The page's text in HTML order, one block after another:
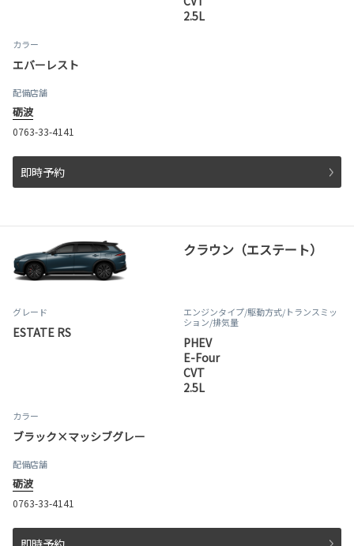
2.5L
カラー
エバーレスト
配備店舗
砺波
0763-33-4141
即時予約
クラウン（エステート）
グレード
ESTATE RS
エンジンタイプ/駆動方式/トランスミッ
ション/排気量
PHEV
E-Four
CVT
2.5L
カラー
ブラック×マッシブグレー
配備店舗
砺波
0763-33-4141